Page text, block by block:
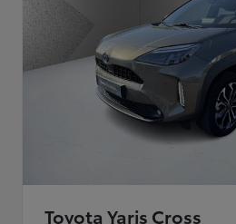
Toyota Yaris Cross